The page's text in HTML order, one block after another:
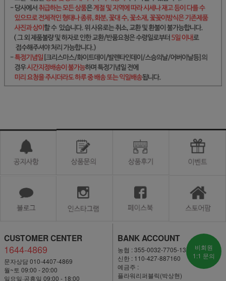
CUSTOMER CENTER
1644-4869
문자상담 010-4407-4869
월~토 09:00 - 20:00
일요일·공휴일 09:00 - 18:00
BANK ACCOUNT
농협 : 355-0032-7705-13
신한 : 110-427-887160
예금주 :
플라워리퍼블릭(박상현)
비회원
1:1 문의